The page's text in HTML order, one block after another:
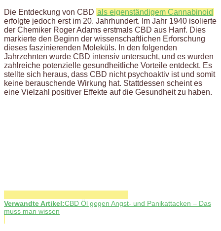
Die Entdeckung von CBD als eigenständigem Cannabinoid
erfolgte jedoch erst im 20. Jahrhundert. Im Jahr 1940 isolierte
der Chemiker Roger Adams erstmals CBD aus Hanf. Dies
markierte den Beginn der wissenschaftlichen Erforschung
dieses faszinierenden Moleküls. In den folgenden
Jahrzehnten wurde CBD intensiv untersucht, und es wurden
zahlreiche potenzielle gesundheitliche Vorteile entdeckt. Es
stellte sich heraus, dass CBD nicht psychoaktiv ist und somit
keine berauschende Wirkung hat. Stattdessen scheint es
eine Vielzahl positiver Effekte auf die Gesundheit zu haben.
Verwandte Artikel:CBD Öl gegen Angst- und Panikattacken – Das
muss man wissen